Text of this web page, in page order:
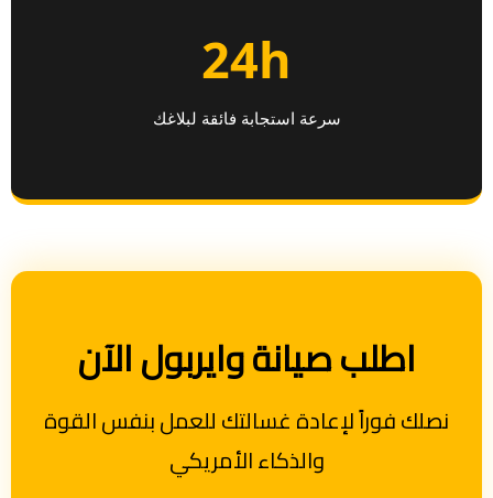
24h
سرعة استجابة فائقة لبلاغك
اطلب صيانة وايربول الآن
نصلك فوراً لإعادة غسالتك للعمل بنفس القوة
والذكاء الأمريكي